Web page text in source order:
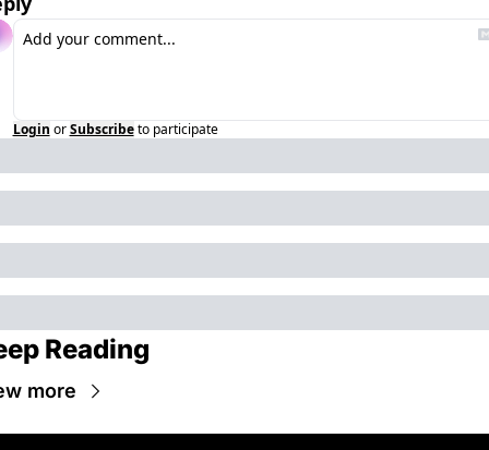
Login or Subscribe to participate
Reading
more